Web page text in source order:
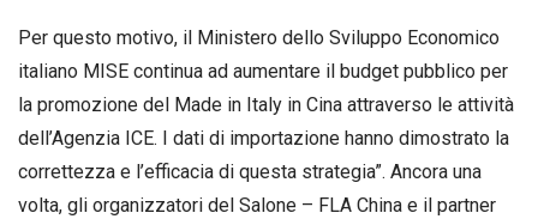
Per questo motivo, il Ministero dello Sviluppo Economico
italiano MISE continua ad aumentare il budget pubblico per
la promozione del Made in Italy in Cina attraverso le attività
dell’Agenzia ICE. I dati di importazione hanno dimostrato la
correttezza e l’efficacia di questa strategia”. Ancora una
volta, gli organizzatori del Salone – FLA China e il partner